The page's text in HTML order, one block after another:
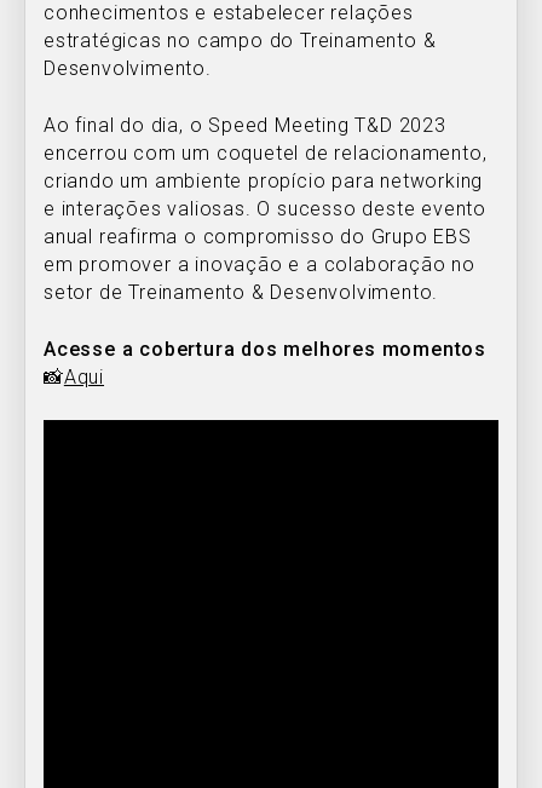
conhecimentos e estabelecer relações
estratégicas no campo do Treinamento &
Desenvolvimento.
Ao final do dia, o Speed Meeting T&D 2023
encerrou com um coquetel de relacionamento,
criando um ambiente propício para networking
e interações valiosas. O sucesso deste evento
anual reafirma o compromisso do Grupo EBS
em promover a inovação e a colaboração no
setor de Treinamento & Desenvolvimento.
Acesse a cobertura dos melhores momentos
📸Aqui